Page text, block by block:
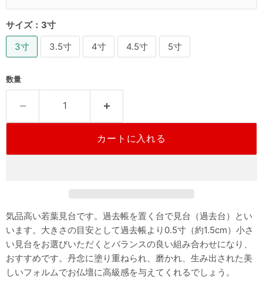
サイズ： 3寸
3寸
3.5寸 4寸 4.5寸 5寸
数量
カートに入れる
気品高い若葉見台です。過去帳を置く台で見台（過去台）とい
います。大きさの目安として過去帳より0.5寸（約1.5cm）小さ
い見台をお選びいただくとバランスの良い組み合わせになり、
おすすめです。丹念に塗り重ねられ、磨かれ、生み出された美
しいフォルムでお仏壇に高級感を与えてくれるでしょう。